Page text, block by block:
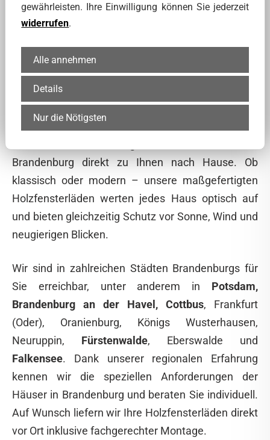
Holzfensterläden mit Lieferung und
Montage in Brandenburg
Brandenburg direkt zu Ihnen nach Hause. Ob
klassisch oder modern – unsere maßgefertigten
Holzfensterläden werten jedes Haus optisch auf
und bieten gleichzeitig Schutz vor Sonne, Wind und
neugierigen Blicken.
Wir sind in zahlreichen Städten Brandenburgs für
Sie erreichbar, unter anderem in Potsdam,
Brandenburg an der Havel, Cottbus, Frankfurt
(Oder), Oranienburg, Königs Wusterhausen,
Neuruppin,
Fürstenwalde, Eberswalde und
Falkensee. Dank unserer regionalen Erfahrung
kennen wir die speziellen Anforderungen der
Häuser in Brandenburg und beraten Sie individuell.
Auf Wunsch liefern wir Ihre Holzfensterläden direkt
vor Ort inklusive fachgerechter Montage.
gewährleisten. Ihre Einwilligung können Sie jederzeit
widerrufen.
Alle annehmen
Details
Nur die Nötigsten